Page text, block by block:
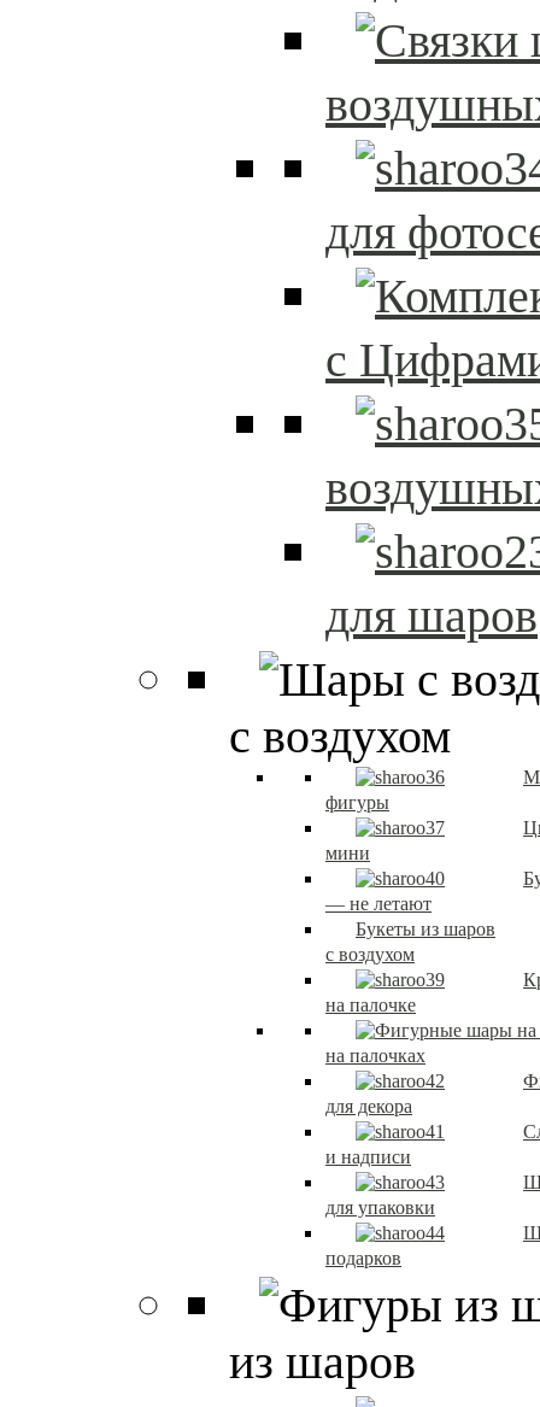
для
с
для шаров
с воздухом
фигуры
мини
— не летают
Букеты из шаров
с воздухом
на палочке
на палочках
для декора
и надписи
для упаковки
подарков
из шаров